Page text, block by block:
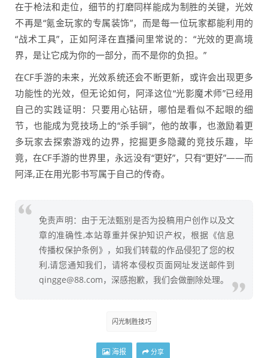
在于枪法和走位，细节的打磨同样能成为制胜的关键，光效
不再是“氪金玩家的专属装饰”，而是每一位玩家都能利用的
“战术工具”，正如阿泽在直播间里常说的：“光效的更高境
界，是让它成为你的一部分，而不是你的负担。”
在CF手游的未来，光效系统还会不断更新，或许会出现更多
功能性的光效，但无论如何，阿泽这位“光影魔术师”已经用
自己的实践证明：只要用心钻研，哪怕是看似不起眼的细
节，也能成为竞技场上的“杀手锏”，他的故事，也激励着更
多玩家去探索游戏的边界，挖掘更多隐藏的竞技乐趣，毕
竟，在CF手游的世界里，永远没有“更好”，只有“更好”——而
阿泽,正在用光影书写属于自己的传奇。
免责声明：由于无法甄别是否为投稿用户创作以及文
章的准确性,本站尊重并保护知识产权，根据《信息
传播权保护条例》，如我们转载的作品侵犯了您的权
利,请您通知我们，请将本侵权页面网址发送邮件到
qingge@88.com，深感抱歉，我们会做删除处理。
闪光制胜技巧
海报 分享